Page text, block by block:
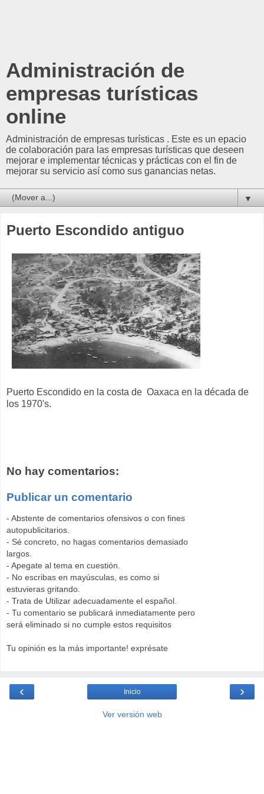
Administración de
empresas turísticas
online
Administración de empresas turísticas . Este es un epacio
de colaboración para las empresas turísticas que deseen
mejorar e implementar técnicas y prácticas con el fin de
mejorar su servicio así como sus ganancias netas.
▼
Puerto Escondido antiguo
Puerto Escondido en la costa de Oaxaca en la década de
los 1970's.
No hay comentarios:
Publicar un comentario
- Abstente de comentarios ofensivos o con fines
autopublicitarios.
- Sé concreto, no hagas comentarios demasiado
largos.
- Apegate al tema en cuestión.
- No escribas en mayúsculas, es como si
estuvieras gritando.
- Trata de Utilizar adecuadamente el español.
- Tu comentario se publicará inmediatamente pero
será eliminado si no cumple estos requisitos
Tu opinión es la más importante! exprésate
‹ ›
Inicio
Ver versión web